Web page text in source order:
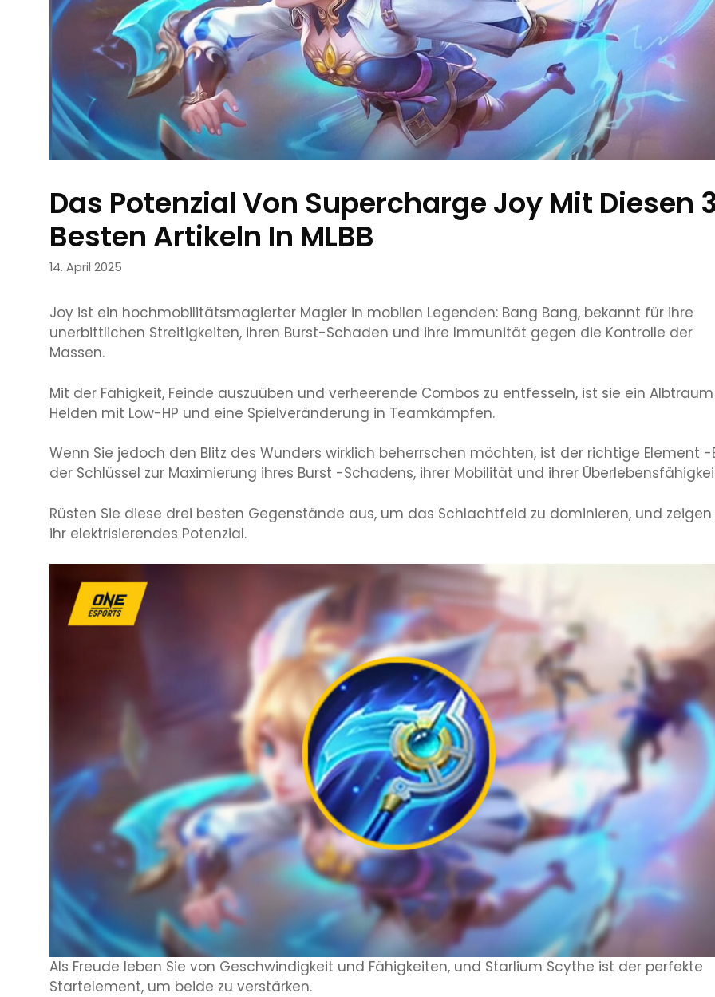
Das Potenzial Von Supercharge Joy Mit Diesen
Besten Artikeln In MLBB
14. April 2025
Joy ist ein hochmobilitätsmagierter Magier in mobilen Legenden: Bang Bang, bekannt für ihre
unerbittlichen Streitigkeiten, ihren Burst-Schaden und ihre Immunität gegen die Kontrolle der
Massen.
Mit der Fähigkeit, Feinde auszuüben und verheerende Combos zu entfesseln, ist sie ein
Helden mit Low-HP und eine Spielveränderung in Teamkämpfen.
Wenn Sie jedoch den Blitz des Wunders wirklich beherrschen möchten, ist der richtige Element -
der Schlüssel zur Maximierung ihres Burst -Schadens, ihrer Mobilität und ihrer
Rüsten Sie diese drei besten Gegenstände aus, um das Schlachtfeld zu dominieren, und zeigen
ihr elektrisierendes Potenzial.
Als Freude leben Sie von Geschwindigkeit und Fähigkeiten, und Starlium Scythe ist der perfekte
Startelement, um beide zu verstärken.